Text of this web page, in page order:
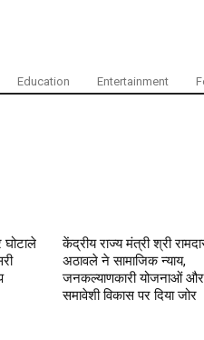
Education Entertainment
घोटाले
केंद्रीय राज्य मंत्री श्री
अठावले ने सामाजिक न्याय,
जनकल्याणकारी योजनाओं और
समावेशी विकास पर दिया जोर